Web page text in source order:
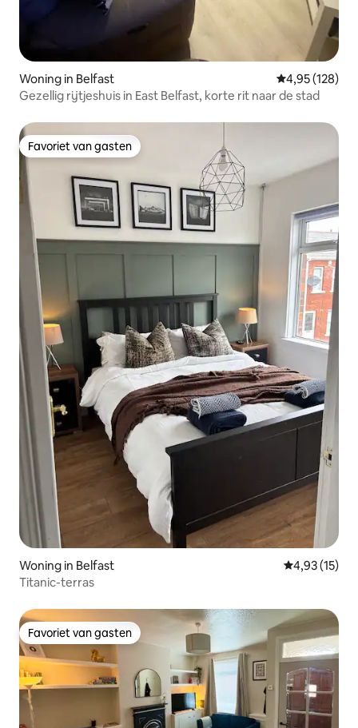
Woning in Belfast Gemiddelde
4,95 (128)
Gezellig rijtjeshuis in East Belfast, korte rit naar de stad
Favoriet van gasten
Favoriet van gasten
Woning in Belfast Gemiddelde
4,93 (15)
Titanic-terras
Favoriet van gasten
Favoriet van gasten